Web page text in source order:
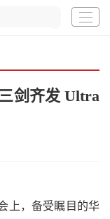
剑齐发 Ultra
上，备受瞩目的华